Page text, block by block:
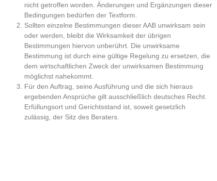
nicht getroffen worden. Änderungen und Ergänzungen dieser
Bedingungen bedürfen der Textform.
Sollten einzelne Bestimmungen dieser AAB unwirksam sein
oder werden, bleibt die Wirksamkeit der übrigen
Bestimmungen hiervon unberührt. Die unwirksame
Bestimmung ist durch eine gültige Regelung zu ersetzen, die
dem wirtschaftlichen Zweck der unwirksamen Bestimmung
möglichst nahekommt.
Für den Auftrag, seine Ausführung und die sich hieraus
ergebenden Ansprüche gilt ausschließlich deutsches Recht.
Erfüllungsort und Gerichtsstand ist, soweit gesetzlich
zulässig, der Sitz des Beraters.